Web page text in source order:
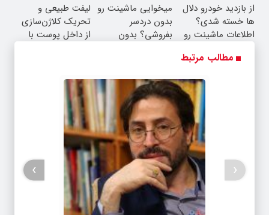
واقعی*
از بازدید خودرو دلال
ها خسته شدی؟
اطلاعات ماشینت رو
میخوایی ماشینت رو
بدون دردسر
بفروشی؟ بدون
لیفت طبیعی و
تحریک کلاژن‌سازی
از داخل پوست با
مطالب مرتبط
‹
›